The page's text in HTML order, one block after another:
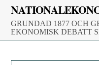
Skip
content
GRUNDAD 1877 OCH
EKONOMISK DEBATT